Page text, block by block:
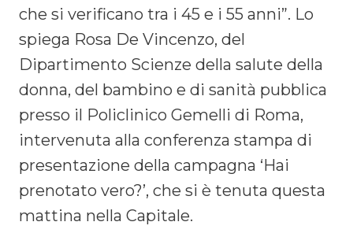
che si verificano tra i 45 e i 55 anni”. Lo
spiega Rosa De Vincenzo, del
Dipartimento Scienze della salute della
donna, del bambino e di sanità pubblica
presso il Policlinico Gemelli di Roma,
intervenuta alla conferenza stampa di
presentazione della campagna ‘Hai
prenotato vero?’, che si è tenuta questa
mattina nella Capitale.